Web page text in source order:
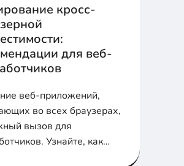
кросс-
для веб-
веб-приложений,
во всех браузерах,
вызов для
Узнайте, как